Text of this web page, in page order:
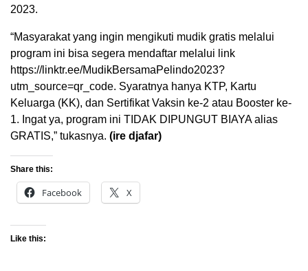
2023.
“Masyarakat yang ingin mengikuti mudik gratis melalui
program ini bisa segera mendaftar melalui link
https://linktr.ee/MudikBersamaPelindo2023?
utm_source=qr_code. Syaratnya hanya KTP, Kartu
Keluarga (KK), dan Sertifikat Vaksin ke-2 atau Booster ke-
1. Ingat ya, program ini TIDAK DIPUNGUT BIAYA alias
GRATIS,” tukasnya. (ire djafar)
Share this:
Facebook X
Like this: